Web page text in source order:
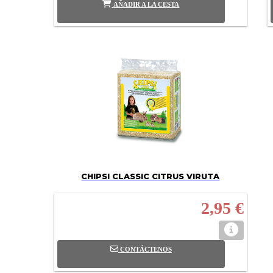
AÑADIR A LA CESTA
CHIPSI CLASSIC CITRUS VIRUTA
2,95 €
CONTÁCTENOS